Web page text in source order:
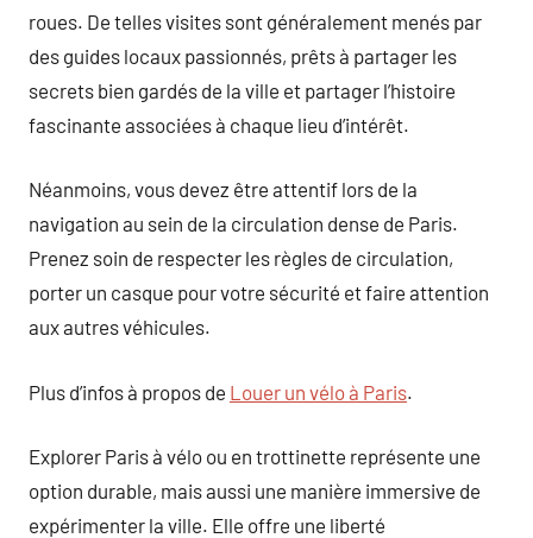
roues. De telles visites sont généralement menés par
des guides locaux passionnés, prêts à partager les
secrets bien gardés de la ville et partager l’histoire
fascinante associées à chaque lieu d’intérêt.
Néanmoins, vous devez être attentif lors de la
navigation au sein de la circulation dense de Paris.
Prenez soin de respecter les règles de circulation,
porter un casque pour votre sécurité et faire attention
aux autres véhicules.
Plus d’infos à propos de Louer un vélo à Paris.
Explorer Paris à vélo ou en trottinette représente une
option durable, mais aussi une manière immersive de
expérimenter la ville. Elle offre une liberté